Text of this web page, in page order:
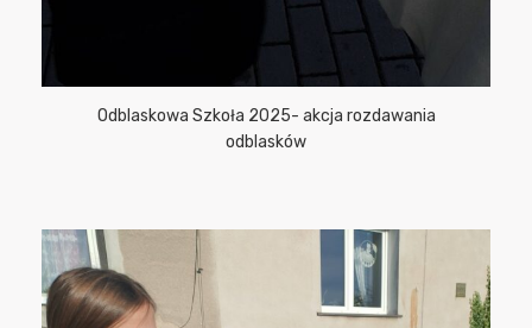
Odblaskowa Szkoła 2025- akcja rozdawania
odblasków